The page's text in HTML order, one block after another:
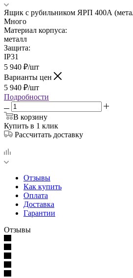
Ящик с рубильником ЯРП 400А
Много
Материал корпуса:
металл
Защита:
IP31
5 940 ₽/шт
Варианты цен
5 940 ₽/шт
Подробности
В корзину
Купить в 1 клик
Рассчитать доставку
Отзывы
Как купить
Оплата
Доставка
Гарантии
Отзывы